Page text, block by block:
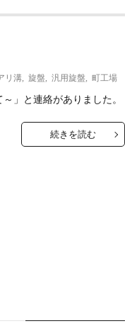
リ溝 ,旋盤 ,汎用旋盤 ,町工場
」と連絡がありました。
続きを読む